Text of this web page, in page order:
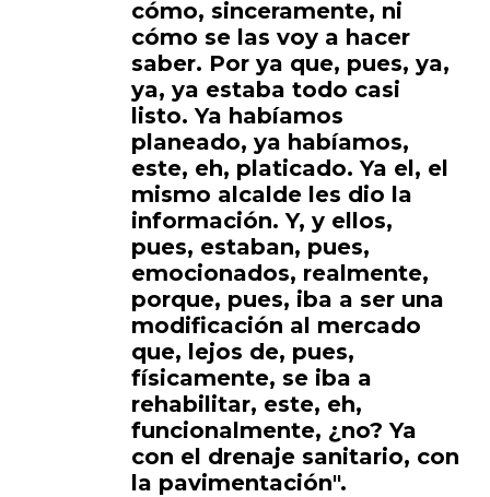
cómo, sinceramente, ni
cómo se las voy a hacer
saber. Por ya que, pues, ya,
ya, ya estaba todo casi
listo. Ya habíamos
planeado, ya habíamos,
este, eh, platicado. Ya el, el
mismo alcalde les dio la
información. Y, y ellos,
pues, estaban, pues,
emocionados, realmente,
porque, pues, iba a ser una
modificación al mercado
que, lejos de, pues,
físicamente, se iba a
rehabilitar, este, eh,
funcionalmente, ¿no? Ya
con el drenaje sanitario, con
la pavimentación".